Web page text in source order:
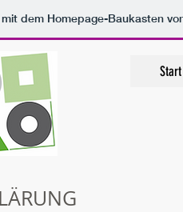
dem Homepage-Baukasten
Start